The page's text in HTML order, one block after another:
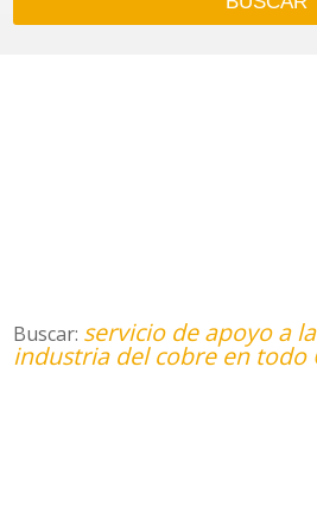
Buscar: servicio de apoyo a
industria del cobre en todo